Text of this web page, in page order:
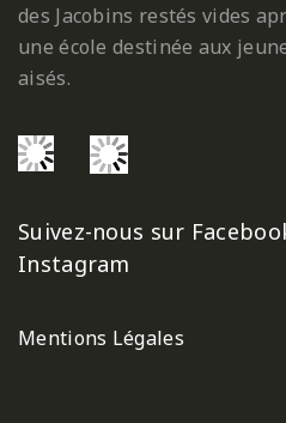
des Jacobins restés vides
une école destinée aux
aisés.
Suivez-nous sur
Instagram
Mentions Légales